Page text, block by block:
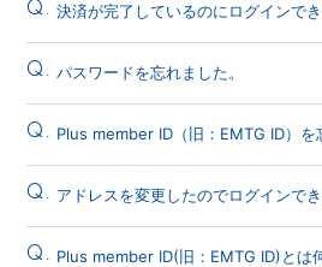
Q. 決済が完了しているのにログインでき
Q. パスワードを忘れました。
Q. Plus member ID（旧：EMTG ID）を
Q. アドレスを変更したのでログインでき
Q. Plus member ID(旧：EMTG ID)とは